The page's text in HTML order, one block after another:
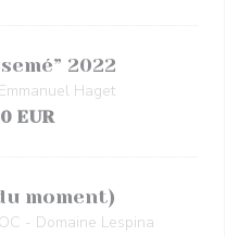
2022
Haget
EUR
moment)
- Domaine Lespina